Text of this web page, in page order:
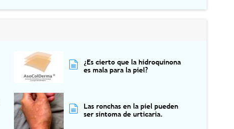
¿Es cierto que la hidroquinona
es mala para la piel?
Las ronchas en la piel pueden
ser síntoma de urticaria.